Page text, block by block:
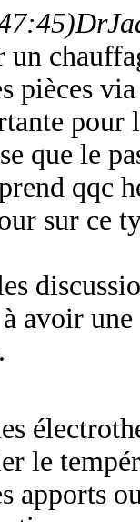
un
pièces
pour
que le
qqc
sur ce
avoir
le
apports